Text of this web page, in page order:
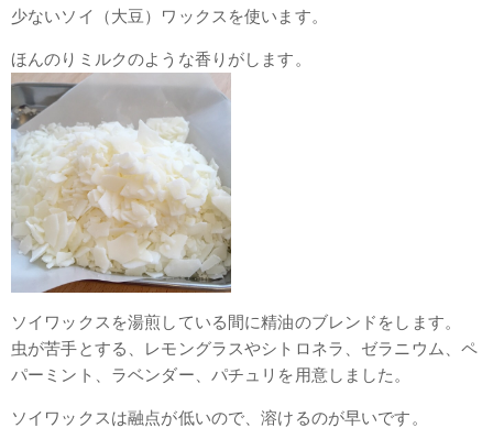
少ないソイ（大豆）ワックスを使います。
ほんのりミルクのような香りがします。
ソイワックスを湯煎している間に精油のブレンドをします。
虫が苦手とする、レモングラスやシトロネラ、ゼラニウム、ペ
パーミント、ラベンダー、パチュリを用意しました。
ソイワックスは融点が低いので、溶けるのが早いです。